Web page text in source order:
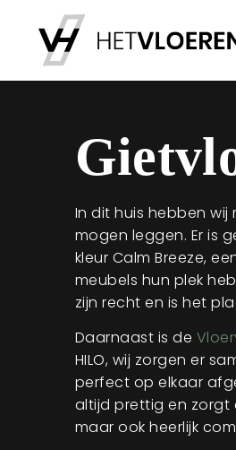
In dit huis hebben
mogen leggen. Er is
kleur Calm Breeze,
meubels hun plek
zijn recht en is het
Daarnaast is de
HILO, wij zorgen er
perfect op elkaar
altijd prettig en zorgt
maar ook heerlijk